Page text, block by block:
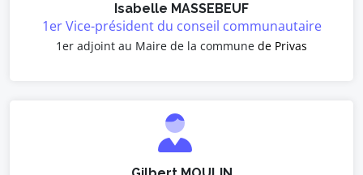
Isabelle MASSEBEUF
1er Vice-président du conseil communautaire
1er adjoint au Maire de la commune de Privas